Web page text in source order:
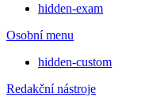
hidden-exam
Osobní menu
hidden-custom
Redakční nástroje